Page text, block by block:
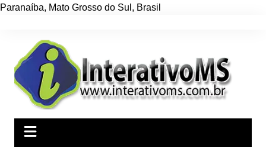
Paranaíba, Mato Grosso do Sul , Brasil
conteúdo